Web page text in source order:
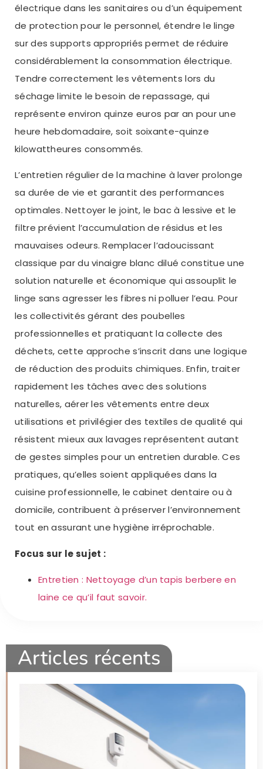
électrique dans les sanitaires ou d’un équipement
de protection pour le personnel, étendre le linge
sur des supports appropriés permet de réduire
considérablement la consommation électrique.
Tendre correctement les vêtements lors du
séchage limite le besoin de repassage, qui
représente environ quinze euros par an pour une
heure hebdomadaire, soit soixante-quinze
kilowattheures consommés.
L’entretien régulier de la machine à laver prolonge
sa durée de vie et garantit des performances
optimales. Nettoyer le joint, le bac à lessive et le
filtre prévient l’accumulation de résidus et les
mauvaises odeurs. Remplacer l’adoucissant
classique par du vinaigre blanc dilué constitue une
solution naturelle et économique qui assouplit le
linge sans agresser les fibres ni polluer l’eau. Pour
les collectivités gérant des poubelles
professionnelles et pratiquant la collecte des
déchets, cette approche s’inscrit dans une logique
de réduction des produits chimiques. Enfin, traiter
rapidement les tâches avec des solutions
naturelles, aérer les vêtements entre deux
utilisations et privilégier des textiles de qualité qui
résistent mieux aux lavages représentent autant
de gestes simples pour un entretien durable. Ces
pratiques, qu’elles soient appliquées dans la
cuisine professionnelle, le cabinet dentaire ou à
domicile, contribuent à préserver l’environnement
tout en assurant une hygiène irréprochable.
Focus sur le sujet :
Entretien : Nettoyage d’un tapis berbere en
laine ce qu’il faut savoir.
Articles récents